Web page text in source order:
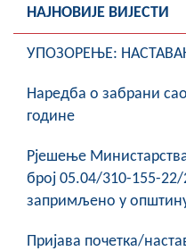
НАЈНОВИЈЕ ВИЈЕСТИ
УПОЗОРЕЊЕ:
Наредба о забрани
године
Рјешење
број 05.04/310-155-
запримљено у
Пријава почетка/